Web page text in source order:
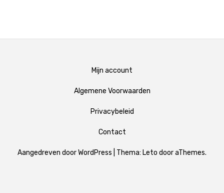
Mijn account
Algemene Voorwaarden
Privacybeleid
Contact
Aangedreven door WordPress Thema: Leto door aThemes.